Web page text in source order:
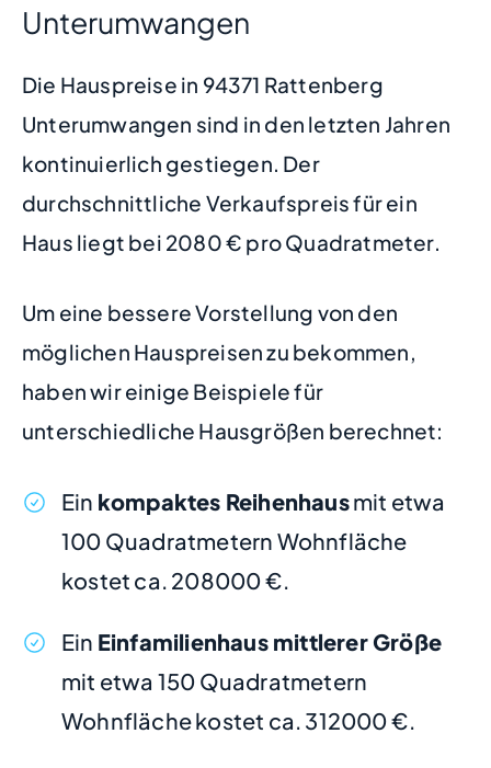
Unterumwangen
Die Hauspreise in 94371 Rattenberg
Unterumwangen sind in den letzten Jahren
kontinuierlich gestiegen. Der
durchschnittliche Verkaufspreis für ein
Haus liegt bei 2080 € pro Quadratmeter.
Um eine bessere Vorstellung von den
möglichen Hauspreisen zu bekommen,
haben wir einige Beispiele für
unterschiedliche Hausgrößen berechnet:
Ein kompaktes Reihenhausmit etwa
100 Quadratmetern Wohnfläche
kostet ca. 208000 €.
Ein Einfamilienhaus mittlerer Größe
mit etwa 150 Quadratmetern
Wohnfläche kostet ca. 312000 €.